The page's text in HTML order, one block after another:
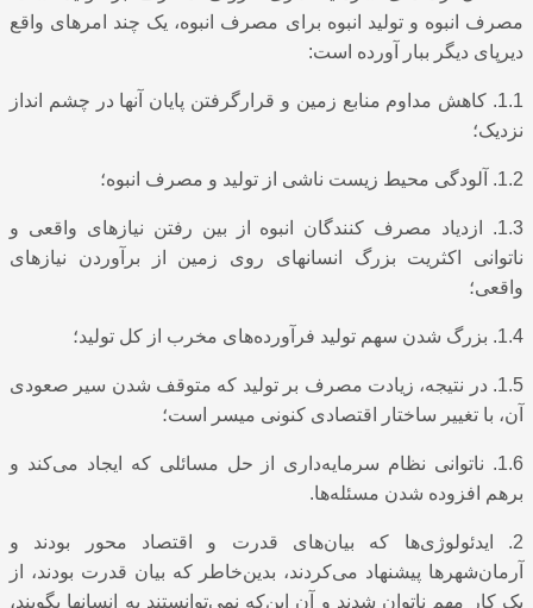
مصرف انبوه و تولید انبوه برای مصرف انبوه، یک چند امرهای واقع
دیرپای دیگر ببار آورده ‌است:
1.1. کاهش مداوم منابع زمین و قرارگرفتن پایان آنها در چشم انداز
نزدیک؛
1.2. آلودگی محیط زیست ناشی از تولید و مصرف انبوه؛
1.3. ازدیاد مصرف کنندگان انبوه از بین رفتن نیازهای واقعی و
ناتوانی اکثریت بزرگ انسانهای روی زمین از برآوردن نیازهای
واقعی؛
1.4. بزرگ شدن سهم تولید فرآورده‌های مخرب از کل تولید؛
1.5. در نتیجه، زیادت مصرف بر تولید که متوقف شدن سیر صعودی
آن، با تغییر ساختار اقتصادی کنونی میسر است؛
1.6. ناتوانی نظام سرمایه‌داری از حل مسائلی که ایجاد می‌کند و
برهم افزوده شدن مسئله‌ها.
2. ایدئولوژی‌ها که بیان‌های قدرت و اقتصاد محور بودند و
آرمان‌شهرها پیشنهاد می‌کردند، بدین‌خاطر که بیان قدرت بودند، از
یک کار مهم ناتوان شدند و آن این‌که نمی‌توانستند به انسانها بگویند،